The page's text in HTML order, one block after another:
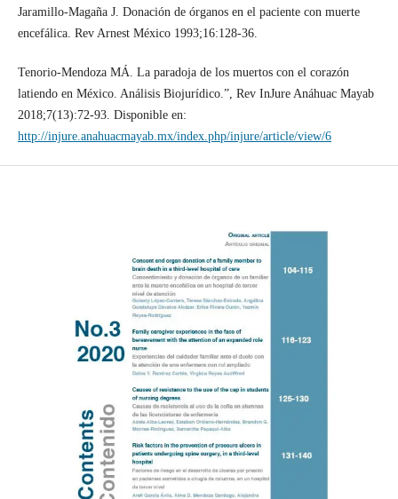
Jaramillo-Magaña J. Donación de órganos en el paciente con muerte
encefálica. Rev Arnest México 1993;16:128-36.
Tenorio-Mendoza MÁ. La paradoja de los muertos con el corazón
latiendo en México. Análisis Biojurídico.”, Rev InJure Anáhuac Mayab
2018;7(13):72-93. Disponible en:
http://injure.anahuacmayab.mx/index.php/injure/article/view/6